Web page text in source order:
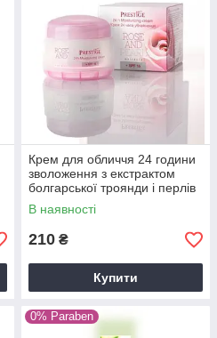
Крем для обличчя 24 години
зволоження з екстрактом
болгарської троянди і перлів
з SPF15 vip's Prestige
Rose&Pearl
В наявності
210 ₴
Купити
0% Paraben